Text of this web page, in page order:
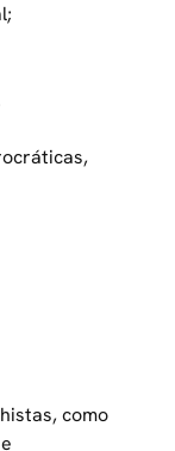
como